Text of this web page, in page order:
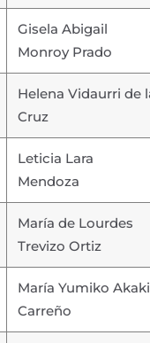
Gisela Abigail
Monroy Prado
Helena Vidaurri de
Cruz
Leticia Lara
Mendoza
María de Lourdes
Trevizo Ortiz
María Yumiko Akaki
Carreño